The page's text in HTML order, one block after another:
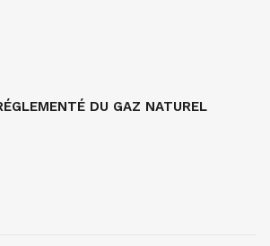
DU GAZ NATUREL